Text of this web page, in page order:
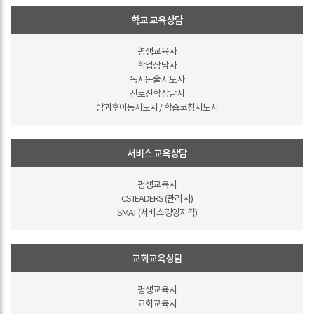
학교 교육상담
평생교육사
학업상담사
독서논술지도사
진로진학상담사
방과후아동지도사 / 학습코칭지도사
서비스 교육상담
평생교육사
CS IEADERS (관리사)
SMAT (서비스경영자격)
교회교육상담
평생교육사
교회교육사